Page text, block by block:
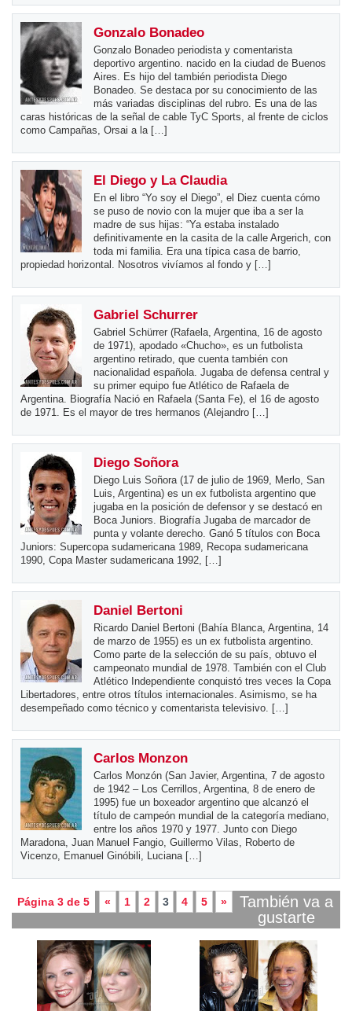
Gonzalo Bonadeo
Gonzalo Bonadeo periodista y comentarista
deportivo argentino. nacido en la ciudad de Buenos
Aires. Es hijo del también periodista Diego
Bonadeo. Se destaca por su conocimiento de las
más variadas disciplinas del rubro. Es una de las
caras históricas de la señal de cable TyC Sports, al frente de ciclos
como Campañas, Orsai a la […]
El Diego y La Claudia
En el libro “Yo soy el Diego”, el Diez cuenta cómo
se puso de novio con la mujer que iba a ser la
madre de sus hijas: “Ya estaba instalado
definitivamente en la casita de la calle Argerich, con
toda mi familia. Era una típica casa de barrio,
propiedad horizontal. Nosotros vivíamos al fondo y […]
Gabriel Schurrer
Gabriel Schürrer (Rafaela, Argentina, 16 de agosto
de 1971), apodado «Chucho», es un futbolista
argentino retirado, que cuenta también con
nacionalidad española. Jugaba de defensa central y
su primer equipo fue Atlético de Rafaela de
Argentina. Biografía Nació en Rafaela (Santa Fe), el 16 de agosto
de 1971. Es el mayor de tres hermanos (Alejandro […]
Diego Soñora
Diego Luis Soñora (17 de julio de 1969, Merlo, San
Luis, Argentina) es un ex futbolista argentino que
jugaba en la posición de defensor y se destacó en
Boca Juniors. Biografía Jugaba de marcador de
punta y volante derecho. Ganó 5 títulos con Boca
Juniors: Supercopa sudamericana 1989, Recopa sudamericana
1990, Copa Master sudamericana 1992, […]
Daniel Bertoni
Ricardo Daniel Bertoni (Bahía Blanca, Argentina, 14
de marzo de 1955) es un ex futbolista argentino.
Como parte de la selección de su país, obtuvo el
campeonato mundial de 1978. También con el Club
Atlético Independiente conquistó tres veces la Copa
Libertadores, entre otros títulos internacionales. Asimismo, se ha
desempeñado como técnico y comentarista televisivo. […]
Carlos Monzon
Carlos Monzón (San Javier, Argentina, 7 de agosto
de 1942 – Los Cerrillos, Argentina, 8 de enero de
1995) fue un boxeador argentino que alcanzó el
título de campeón mundial de la categoría mediano,
entre los años 1970 y 1977. Junto con Diego
Maradona, Juan Manuel Fangio, Guillermo Vilas, Roberto de
Vicenzo, Emanuel Ginóbili, Luciana […]
Página 3 de 5 « 1 2 3 4 5 »
También va a
gustarte